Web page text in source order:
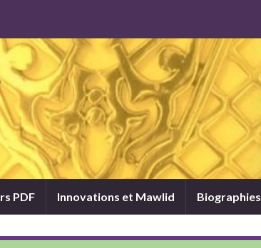
PDF Innovations et Mawlid Biographies